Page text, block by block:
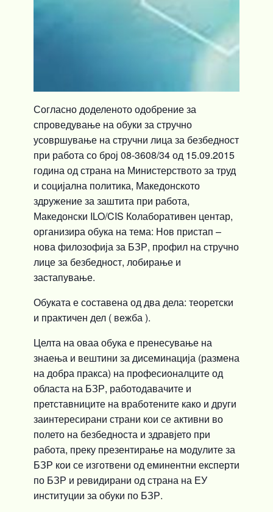
Согласно доделеното одобрение за
спроведување на обуки за стручно
усовршување на стручни лица за безбедност
при работа со број 08-3608/34 од 15.09.2015
година од страна на Министерството за труд
и социјална политика, Македонското
здружение за заштита при работа,
Македонски ILO/CIS Колаборативен центар,
организира обука на тема: Нов пристап –
нова филозофија за БЗР, профил на стручно
лице за безбедност, лобирање и
застапување.
Обуката е составена од два дела: теоретски
и практичен дел ( вежба ).
Целта на оваа обука е пренесување на
знаења и вештини за дисеминација (размена
на добра пракса) на професионалците од
областа на БЗР, работодавачите и
претставниците на вработените како и други
заинтересирани страни кои се активни во
полето на безбедноста и здравјето при
работа, преку презентирање на модулите за
БЗР кои се изготвени од еминентни експерти
по БЗР и ревидирани од страна на ЕУ
институции за обуки по БЗР.